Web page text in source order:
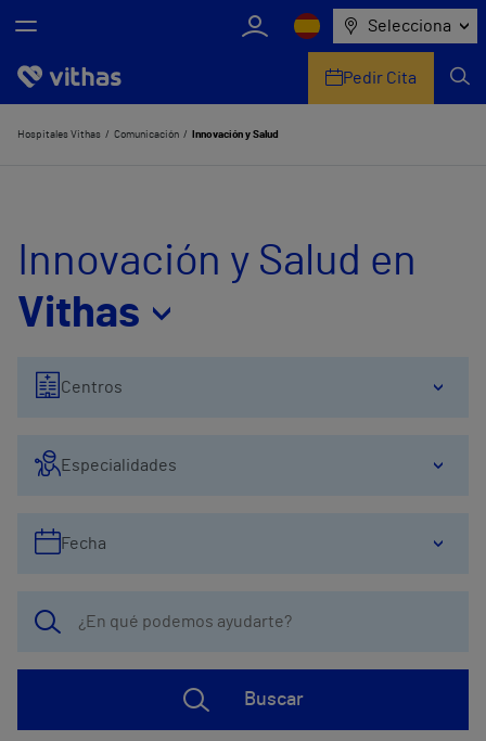
Selecciona
Nosotros
Comunicación
Pedir Cita
Hospitales Vithas Comunicación Innovación y Salud
Innovación y Salud en
Vithas
Centros
Especialidades
Fecha
Buscar